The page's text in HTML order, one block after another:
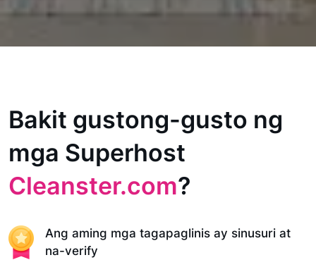
Bakit gustong-gusto ng
mga Superhost
Cleanster.com?
Ang aming mga tagapaglinis ay sinusuri at
na-verify